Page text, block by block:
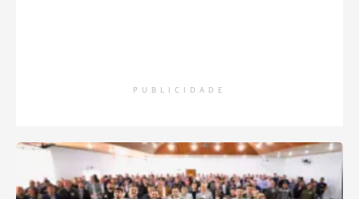
PUBLICIDADE